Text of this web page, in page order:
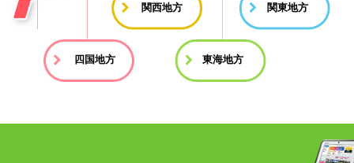
関東地方
東海地方
関西地方
四国地方